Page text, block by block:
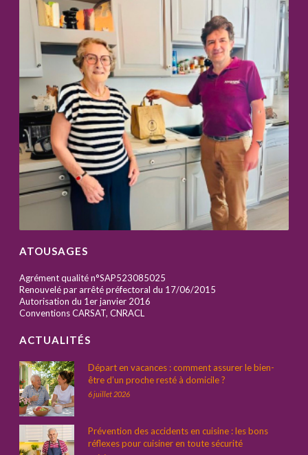
ATOUSAGES
Agrément qualité n°SAP523085025
Renouvelé par arrêté préfectoral du 17/06/2015
Autorisation du 1er janvier 2016
Conventions CARSAT, CNRACL
ACTUALITÉS
Départ en vacances : comment assurer le bien-
être d’un proche resté à domicile ?
6 juillet 2026
Prévention des accidents en cuisine : les bons
réflexes pour cuisiner en toute sécurité